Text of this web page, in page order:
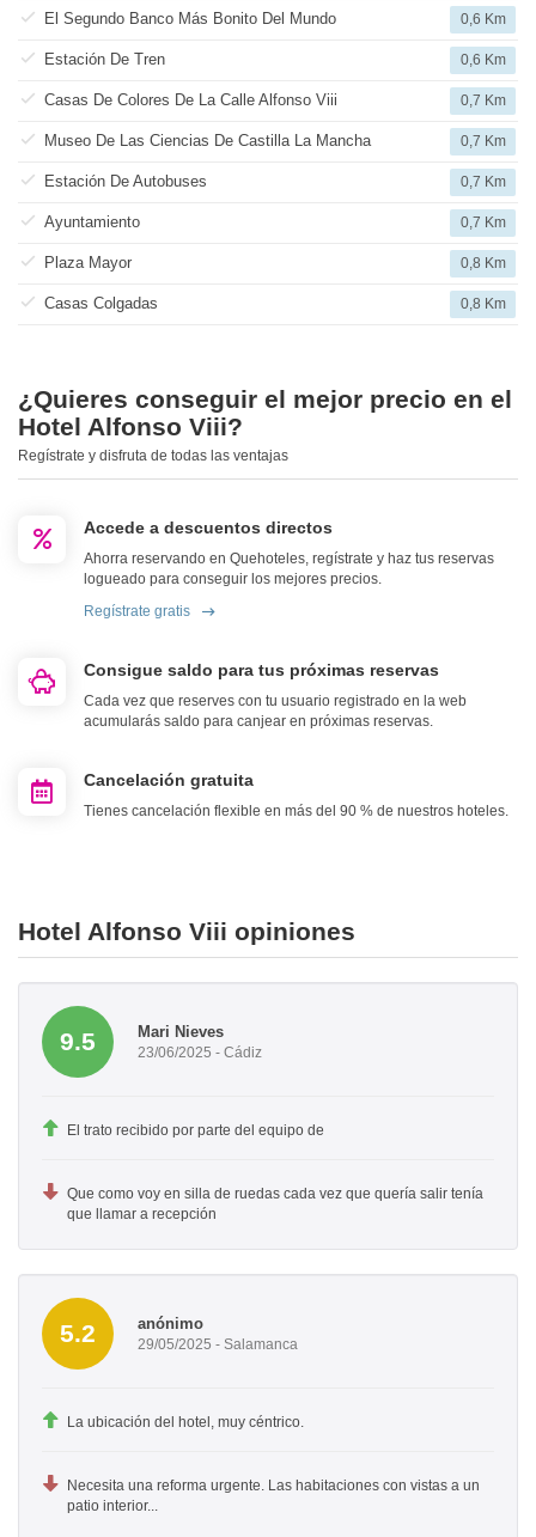
El Segundo Banco Más Bonito Del Mundo 0,6 Km
Estación De Tren 0,6 Km
Casas De Colores De La Calle Alfonso Viii 0,7 Km
Museo De Las Ciencias De Castilla La Mancha 0,7 Km
Estación De Autobuses 0,7 Km
Ayuntamiento 0,7 Km
Plaza Mayor 0,8 Km
Casas Colgadas 0,8 Km
¿Quieres conseguir el mejor precio en el
Hotel Alfonso Viii?
Regístrate y disfruta de todas las ventajas
Accede a descuentos directos
Ahorra reservando en Quehoteles, regístrate y haz tus reservas
logueado para conseguir los mejores precios.
Regístrate gratis
Consigue saldo para tus próximas reservas
Cada vez que reserves con tu usuario registrado en la web
acumularás saldo para canjear en próximas reservas.
Cancelación gratuita
Tienes cancelación flexible en más del 90 % de nuestros hoteles.
Hotel Alfonso Viii opiniones
9.5 Mari Nieves
23/06/2025 - Cádiz
El trato recibido por parte del equipo de
Que como voy en silla de ruedas cada vez que quería salir tenía
que llamar a recepción
5.2 anónimo
29/05/2025 - Salamanca
La ubicación del hotel, muy céntrico.
Necesita una reforma urgente. Las habitaciones con vistas a un
patio interior...